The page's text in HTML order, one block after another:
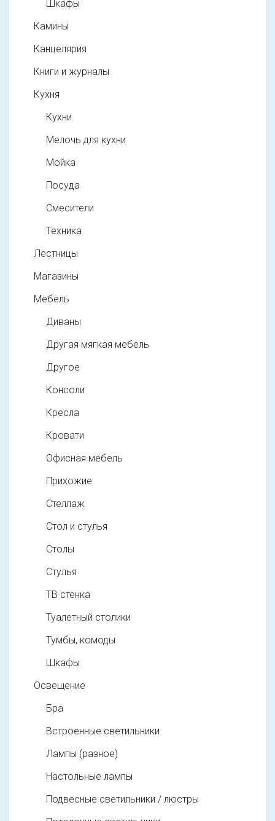
Шкафы
Камины
Канцелярия
Книги и журналы
Кухня
Кухни
Мелочь для кухни
Мойка
Посуда
Смесители
Техника
Лестницы
Магазины
Мебель
Диваны
Другая мягкая мебель
Другое
Консоли
Кресла
Кровати
Офисная мебель
Прихожие
Стеллаж
Стол и стулья
Столы
Стулья
ТВ стенка
Туалетный столики
Тумбы, комоды
Шкафы
Освещение
Бра
Встроенные светильники
Лампы (разное)
Настольные лампы
Подвесные светильники / люстры